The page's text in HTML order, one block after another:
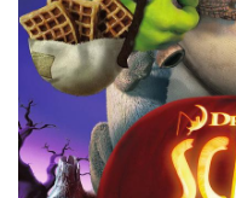
Рецензии
О нас
Авторы